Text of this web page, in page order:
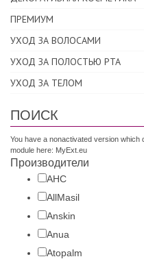
ПРЕМИУМ
УХОД ЗА ВОЛОСАМИ
УХОД ЗА ПОЛОСТЬЮ РТА
УХОД ЗА ТЕЛОМ
ПОИСК
You have a nonactivated version
module here: MyExt.eu
Производители
AHC
AllMasil
Anskin
Anua
Atopalm